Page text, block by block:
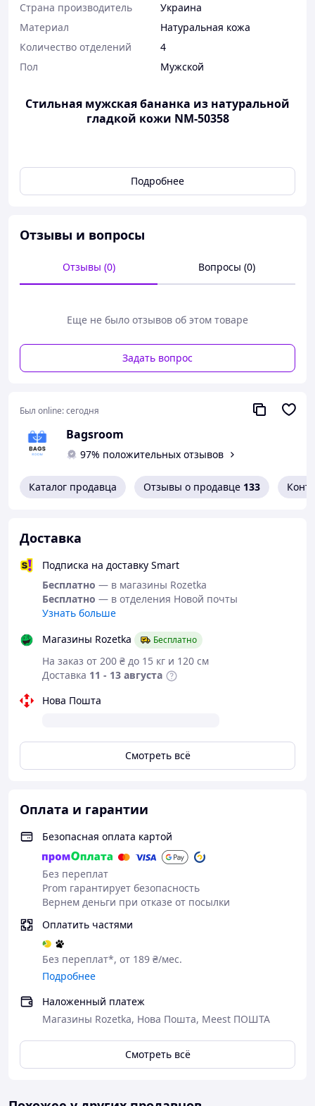
Страна производитель
Украина
Материал
Натуральная кожа
Количество отделений
4
Пол
Мужской
Стильная мужская бананка из натуральной
гладкой кожи NM-50358
Производитель: Украина
Тип: бананка
Размеры (см):
Цвет: черный
(2) два основных отделения на молнии;
(1) одно отделение на тыльной стороне
Описание:
Вместительная бананка из натуральной кожи, которая
идеально подойдет к мужскому городскому образу. два
основных отделения бананки довольно вместительные.
Ремни бананки регулируемые съемные, имеют
надежное крепление. Особенностью этой модели
является то, что части ремня застёгиваются при
Подробнее
Отзывы и вопросы
Отзывы (0) Вопросы (0)
Еще не было отзывов об этом товаре
Задать вопрос
Был online:сегодня
Bagsroom
97% положительных отзывов
Каталог продавца Отзывы о продавце 133
Доставка
Подписка на доставку Smart
Бесплатно — в магазины Rozetka
Бесплатно — в отделения Новой почты
Узнать больше
Магазины Rozetka
Бесплатно
На заказ от 200 ₴ до 15 кг и 120 см
Доставка 11 - 13 августа
Нова Пошта
Смотреть всё
Оплата и гарантии
Безопасная оплата картой
Без переплат
Prom гарантирует безопасность
Вернем деньги при отказе от посылки
Оплатить частями
Без переплат*, от 189 ₴/мес.
Подробнее
Наложенный платеж
Магазины Rozetka, Нова Пошта, Meest ПОШТА
Смотреть всё